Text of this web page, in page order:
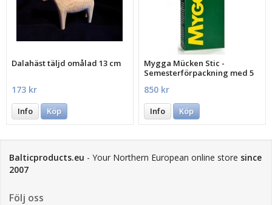
Dalahäst täljd omålad 13 cm
173 kr
Info Köp
Mygga Mücken Stic -
Semesterförpackning med 5
850 kr
Info Köp
Balticproducts.eu - Your Northern European online store since
2007
Följ oss